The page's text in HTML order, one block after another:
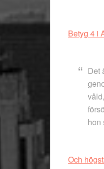
Betyg 4 i
Det
hon
Och